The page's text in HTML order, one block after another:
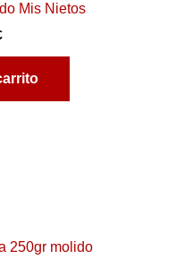
Mis Nietos